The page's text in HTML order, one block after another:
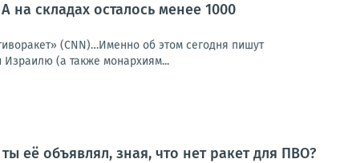
складах осталось менее 1000
(CNN)…Именно об этом сегодня пишут
Израилю (а также монархиям...
её объявлял, зная, что нет ракет для ПВО?